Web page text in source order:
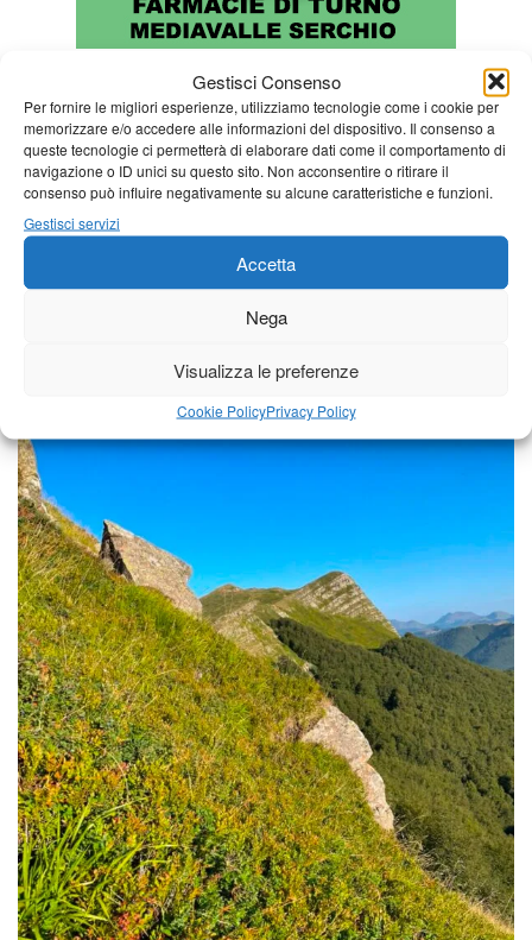
Gestisci Consenso
Per fornire le migliori esperienze, utilizziamo tecnologie come i cookie per
memorizzare e/o accedere alle informazioni del dispositivo. Il consenso a
queste tecnologie ci permetterà di elaborare dati come il comportamento di
navigazione o ID unici su questo sito. Non acconsentire o ritirare il
consenso può influire negativamente su alcune caratteristiche e funzioni.
Gestisci servizi
Accetta
Nega
Visualizza le preferenze
Cookie PolicyPrivacy Policy